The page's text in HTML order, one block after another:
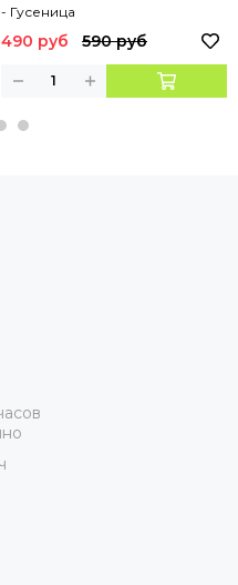
- Гусеница
490 руб 590 руб